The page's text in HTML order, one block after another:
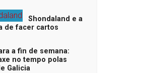
Shondaland e a
de facer cartos
a fin de semana:
no tempo polas
Galicia